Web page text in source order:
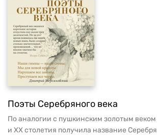
Поэты Серебряного века
По аналогии с пушкинским золотым
и XX столетия получила название